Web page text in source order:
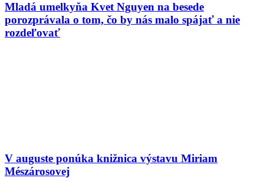
Mladá umelkyňa Kvet Nguyen na besede
porozprávala o tom, čo by nás malo spájať a nie
rozdeľovať
V auguste ponúka knižnica výstavu Miriam
Mészárosovej